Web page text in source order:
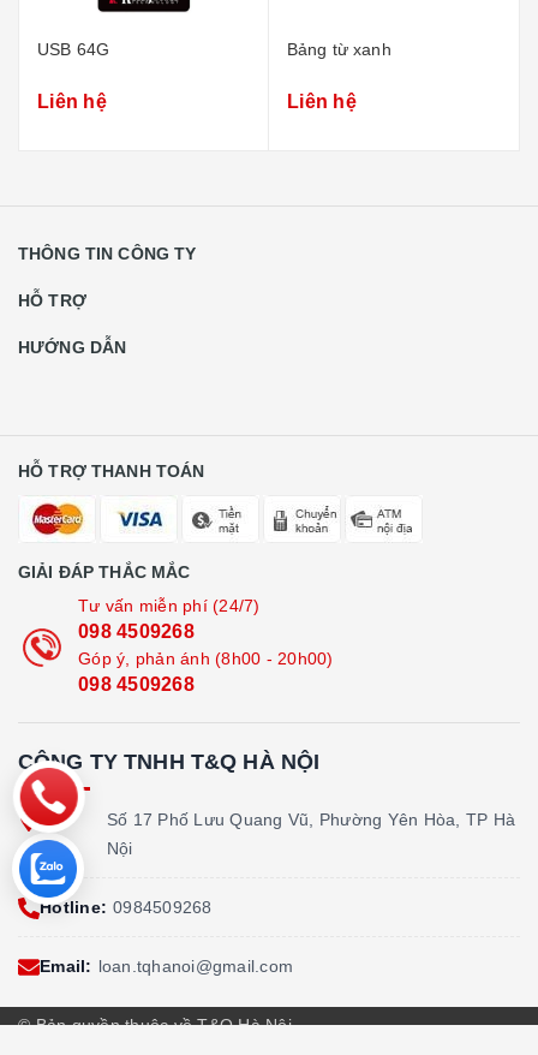
USB 64G
Liên hệ
Bảng từ xanh
Liên hệ
THÔNG TIN CÔNG TY
HỖ TRỢ
HƯỚNG DẪN
HỖ TRỢ THANH TOÁN
GIẢI ĐÁP THẮC MẮC
Tư vấn miễn phí (24/7)
098 4509268
Góp ý, phản ánh (8h00 - 20h00)
098 4509268
CÔNG TY TNHH T&Q HÀ NỘI
Địa
chỉ:
Số 17 Phố Lưu Quang Vũ, Phường Yên Hòa, TP Hà
Nội
Hotline: 0984509268
Email: loan.tqhanoi@gmail.com
© Bản quyền thuộc về T&Q Hà Nội